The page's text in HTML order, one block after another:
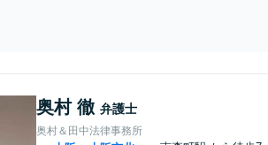
奥村 徹 弁護士
奥村＆田中法律事務所